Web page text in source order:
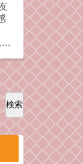
検索